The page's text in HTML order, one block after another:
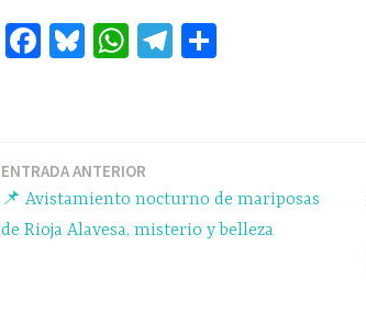
Fa Bl W
pp
Te
rti
r
ENTRADA ANTERIOR
📌 Avistamiento nocturno de mariposas
de Rioja Alavesa, misterio y belleza